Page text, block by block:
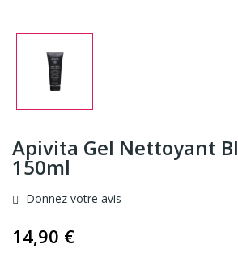
Apivita Gel Nettoyant
150ml
Donnez votre avis
14,90 €